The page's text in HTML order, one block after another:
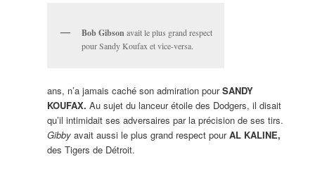
Bob Gibson avait le plus grand respect
pour Sandy Koufax et vice-versa.
ans, n’a jamais caché son admiration pourSANDY
KOUFAX. Au sujet du lanceur étoile des Dodgers, il disait
qu’il intimidait ses adversaires par la précision de ses tirs.
Gibbyavait aussi le plus grand respect pourAL KALINE,
des Tigers de Détroit.